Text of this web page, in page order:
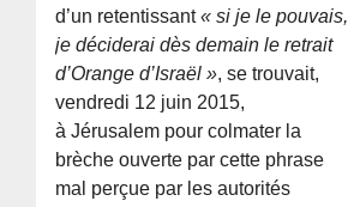
d’un retentissant« si je le pouvais,
je déciderai dès demain le retrait
d’Orange d’Israël », se trouvait,
vendredi 12 juin 2015,
à Jérusalem pour colmater la
brèche ouverte par cette phrase
mal perçue par les autorités